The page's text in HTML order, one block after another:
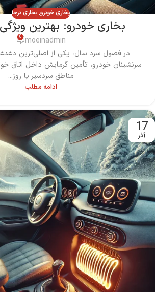
بخاری خودرو,بخاری درجا
بخاری خودرو: بهترین
moeinadmin
0
در فصول سرد سال، یکی از اصلی‌ترین
سرنشینان خودرو، تأمین گرمایش داخل اتاق
مناطق سردسیر یا روز...
ادامه مطلب
17
آذر